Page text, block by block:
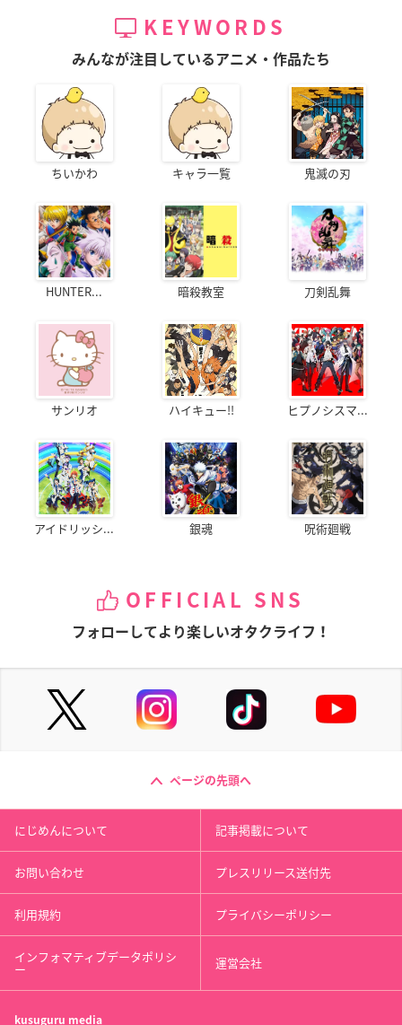
KEYWORDS
みんなが注目しているアニメ・作品たち
ちいかわ キャラ一覧 鬼滅の刃
HUNTER... 暗殺教室 刀剣乱舞
サンリオ ハイキュー!! ヒプノシスマ...
アイドリッシ... 銀魂 呪術廻戦
OFFICIAL SNS
フォローしてより楽しいオタクライフ！
ページの先頭へ
にじめんについて 記事掲載について
お問い合わせ プレスリリース送付先
利用規約 プライバシーポリシー
インフォマティブデータポリシ
ー 運営会社
kusuguru media